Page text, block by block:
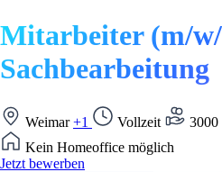
Mitarbeiter (m/
Sachbearbeitung
Weimar+1 Vollzeit
3000
Kein Homeoffice möglich
Jetzt bewerben